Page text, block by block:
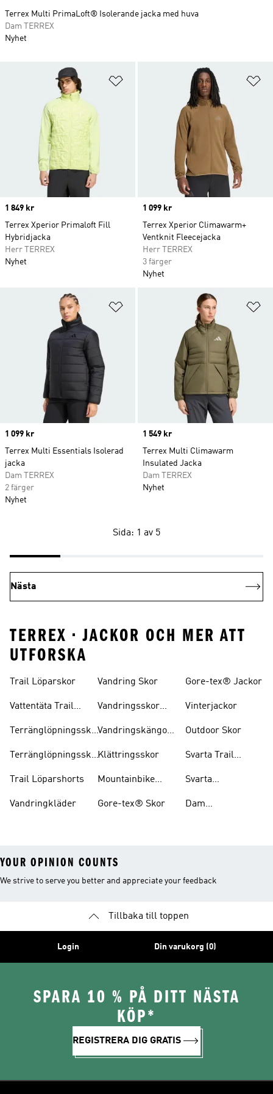
Lägg till på önskelistan
Price
1 849 kr
Terrex Xperior Primaloft Fill
Hybridjacka
Herr TERREX
Nyhet
Price
1 099 kr
Terrex Xperior Climawarm+
Ventknit Fleecejacka
Herr TERREX
3 färger
Nyhet
Lägg till på önskelistan
Price
1 099 kr
Terrex Multi Essentials Isolerad
jacka
Dam TERREX
2 färger
Nyhet
Price
1 549 kr
Terrex Multi Climawarm
Insulated Jacka
Dam TERREX
Nyhet
Terrex Multi PrimaLoft® Isolerande jacka med huva
Dam TERREX
Nyhet
Sida: 1 av 5
Nästa
TERREX • JACKOR OCH MER ATT
UTFORSKA
Trail Löparskor
Vattentäta Trail
Terränglöpningsskor
Terränglöpningsskor
Trail Löparshorts
Vandringkläder
Vandring Skor
Vandringsskor
Vandringskängor
Klättringsskor
Mountainbike
Gore-tex® Skor
Gore-tex® Jackor
Vinterjackor
Outdoor Skor
Svarta Trail
Svarta
Dam
YOUR OPINION COUNTS
We strive to serve you better and appreciate your feedback
Tillbaka till toppen
Login Din varukorg (0)
SPARA 10 % PÅ DITT NÄSTA
KÖP*
REGISTRERA DIG GRATIS